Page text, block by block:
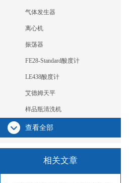
气体发生器
离心机
振荡器
FE28-Standard酸度计
LE438酸度计
艾德姆天平
样品瓶清洗机
查看全部
相关文章